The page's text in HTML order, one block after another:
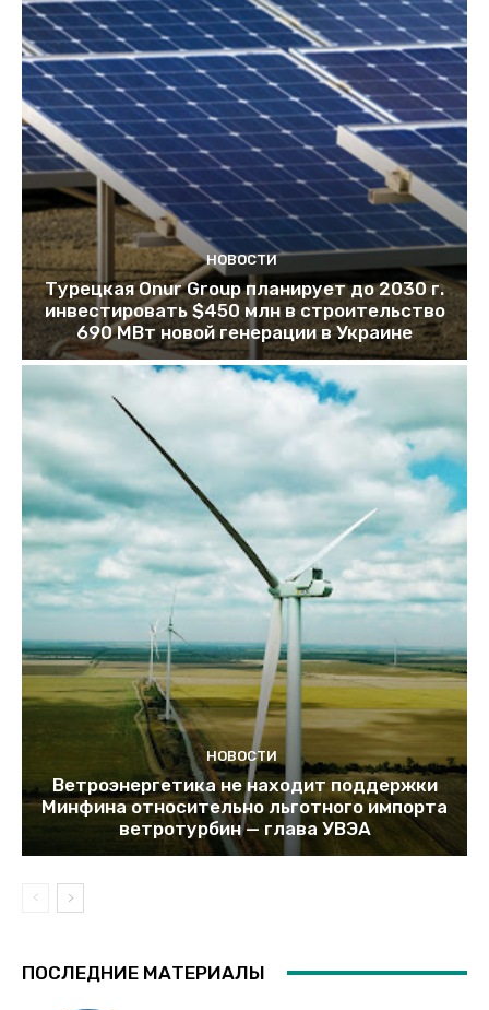
НОВОСТИ
Турецкая Onur Group планирует до 2030 г.
инвестировать $450 млн в строительство
690 МВт новой генерации в Украине
НОВОСТИ
Ветроэнергетика не находит поддержки
Минфина относительно льготного импорта
ветротурбин — глава УВЭА
ПОСЛЕДНИЕ МАТЕРИАЛЫ